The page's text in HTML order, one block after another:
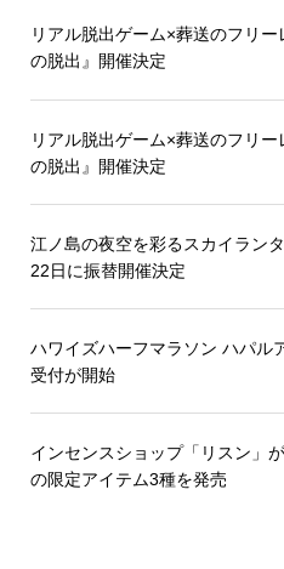
リアル脱出ゲーム×葬送のフリ
の脱出』開催決定
リアル脱出ゲーム×葬送のフリ
の脱出』開催決定
江ノ島の夜空を彩るスカイラン
22日に振替開催決定
ハワイズハーフマラソン ハパル
受付が開始
インセンスショップ「リスン」
の限定アイテム3種を発売